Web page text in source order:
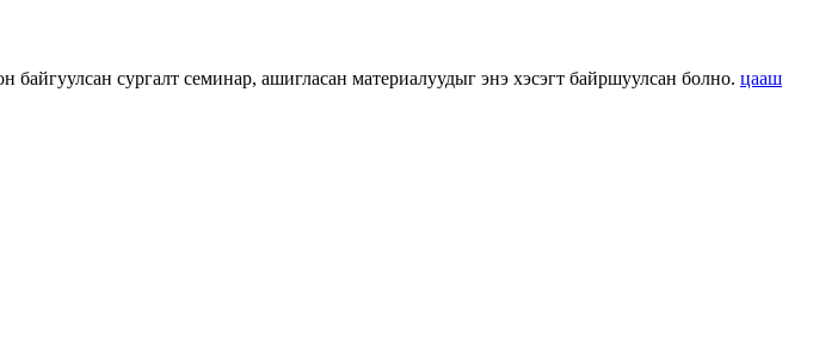
сургалт семинар, ашигласан материалуудыг энэ хэсэгт байршуулсан болно. цааш